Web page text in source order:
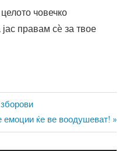
човечко
правам сè за твое
емоции ќе ве воодушеват!